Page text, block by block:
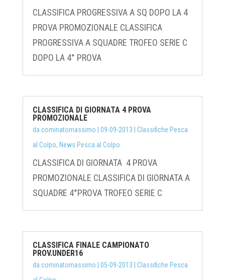
CLASSIFICA PROGRESSIVA A SQ DOPO LA 4
PROVA PROMOZIONALE CLASSIFICA
PROGRESSIVA A SQUADRE TROFEO SERIE C
DOPO LA 4° PROVA
CLASSIFICA DI GIORNATA 4 PROVA
PROMOZIONALE
da cominatomassimo 09-09-2013
Classifiche Pesca
al Colpo, News Pesca al Colpo
CLASSIFICA DI GIORNATA 4 PROVA
PROMOZIONALE CLASSIFICA DI GIORNATA A
SQUADRE 4°PROVA TROFEO SERIE C
CLASSIFICA FINALE CAMPIONATO
PROV.UNDER16
da cominatomassimo 05-09-2013
Classifiche Pesca